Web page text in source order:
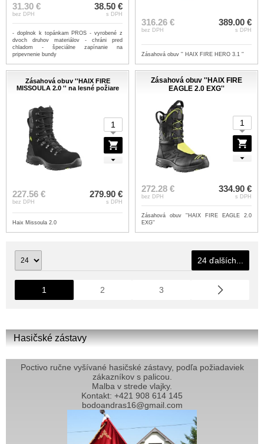
Hasičské zástavy
Poctivo ručne vyšívané hasičské zástavy, podľa požiadaviek
zákazníkov s palicou.
Malba v strede vlajky.
Kontakt: +421 908 614 145
bodoandras16@gmail.com
31.30 €
bez DPH
38.50 €
s DPH
- doplnok k topánkam PROS - vyrobené z
dvoch druhov materiálov - chráni pred
chladom - špeciálne zapínanie na
pripevnenie bundy
316.26 €
bez DPH
389.00 €
s DPH
Zásahová obuv '' HAIX FIRE HERO 3.1 ''
Zásahová obuv ''HAIX FIRE
MISSOULA 2.0 '' na lesné požiare
227.56 €
bez DPH
279.90 €
s DPH
Haix Missoula 2.0
Zásahová obuv ''HAIX FIRE
EAGLE 2.0 EXG''
272.28 €
bez DPH
334.90 €
s DPH
Zásahová obuv ''HAIX FIRE EAGLE 2.0
EXG''
24 ďalších...
1 2 3